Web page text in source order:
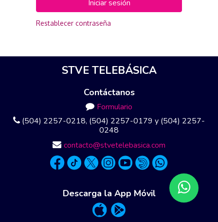
Iniciar sesión
Restablecer contraseña
STVE TELEBÁSICA
Contáctanos
Formulario
(504) 2257-0218, (504) 2257-0179 y (504) 2257-
0248
contacto@stvetelebasica.com
Descarga la App Móvil